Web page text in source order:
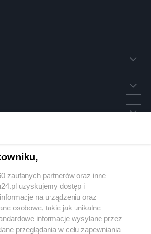
zaufanych partnerów oraz inne
uzyskujemy dostęp i
na urządzeniu oraz
osobowe, takie jak unikalne
informacje wysyłane przez
przeglądania w celu zapewniania